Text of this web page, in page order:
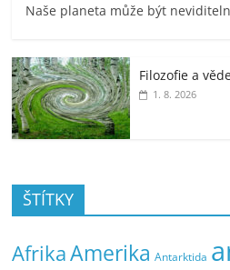
Naše planeta může být
Filozofie a
1. 8. 2026
ŠTÍTKY
AfrikaAmerika Antarktida